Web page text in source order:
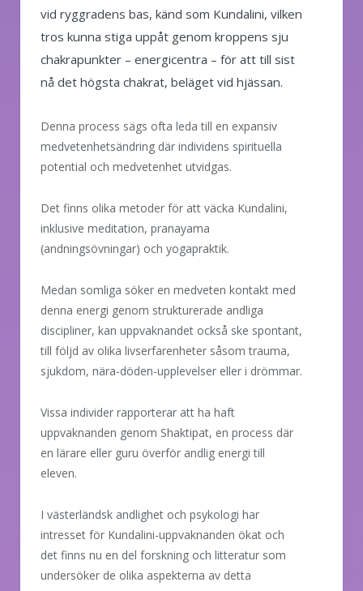
vid ryggradens bas, känd som Kundalini, vilken
tros kunna stiga uppåt genom kroppens sju
chakrapunkter – energicentra – för att till sist
nå det högsta chakrat, beläget vid hjässan.
Denna process sägs ofta leda till en expansiv
medvetenhetsändring där individens spirituella
potential och medvetenhet utvidgas.
Det finns olika metoder för att väcka Kundalini,
inklusive meditation, pranayama
(andningsövningar) och yogapraktik.
Medan somliga söker en medveten kontakt med
denna energi genom strukturerade andliga
discipliner, kan uppvaknandet också ske spontant,
till följd av olika livserfarenheter såsom trauma,
sjukdom, nära-döden-upplevelser eller i drömmar.
Vissa individer rapporterar att ha haft
uppvaknanden genom Shaktipat, en process där
en lärare eller guru överför andlig energi till
eleven.
I västerländsk andlighet och psykologi har
intresset för Kundalini-uppvaknanden ökat och
det finns nu en del forskning och litteratur som
undersöker de olika aspekterna av detta